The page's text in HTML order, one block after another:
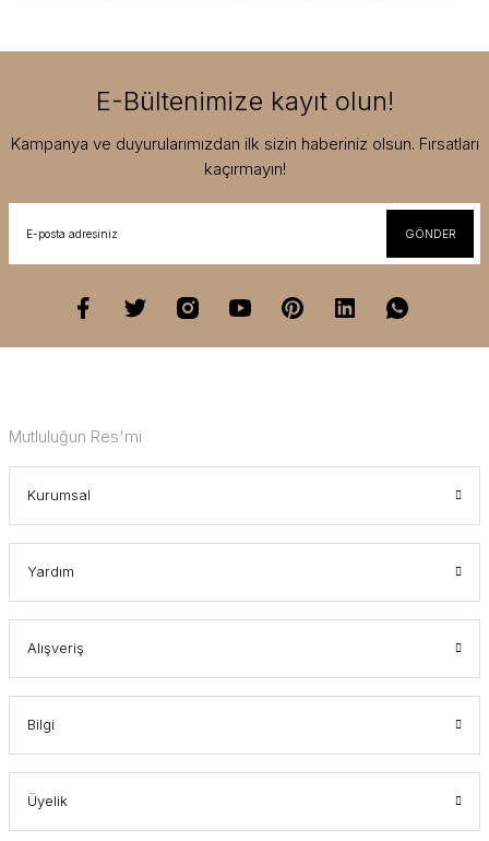
E-Bültenimize kayıt olun!
Kampanya ve duyurularımızdan ilk sizin haberiniz olsun. Fırsatları
kaçırmayın!
GÖNDER
Mutluluğun Res'mi
Kurumsal
Yardım
Alışveriş
Bilgi
Üyelik